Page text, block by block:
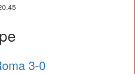
3-0